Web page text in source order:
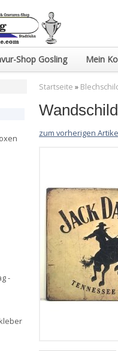
Shop Gosling Mein
Startseite »
zum vorherigen
-